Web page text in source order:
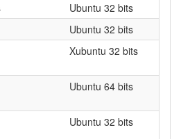
Ubuntu 32 bits
Ubuntu 32 bits
Xubuntu 32 bits
Ubuntu 64 bits
Ubuntu 32 bits